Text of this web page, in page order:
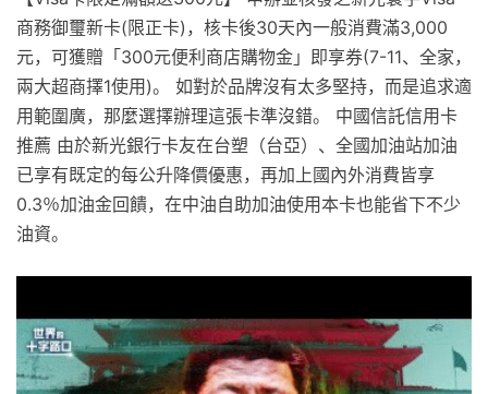
商務御璽新卡(限正卡)，核卡後30天內一般消費滿3,000
元，可獲贈「300元便利商店購物金」即享券(7-11、全家，
兩大超商擇1使用)。 如對於品牌沒有太多堅持，而是追求適
用範圍廣，那麼選擇辦理這張卡準沒錯。 中國信託信用卡
推薦 由於新光銀行卡友在台塑（台亞）、全國加油站加油
已享有既定的每公升降價優惠，再加上國內外消費皆享
0.3％加油金回饋，在中油自助加油使用本卡也能省下不少
油資。